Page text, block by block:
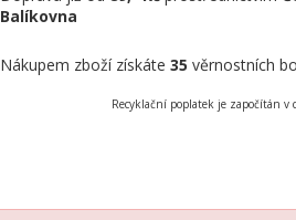
Balíkovna
Nákupem zboží získáte35 věrnostních
Recyklační poplatek je započítán v